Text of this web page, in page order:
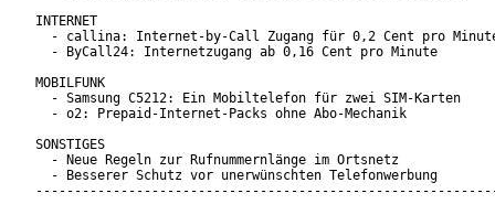
INTERNET
- callina: Internet-by-Call Zugang für 0,2 Cent pro
  - ByCall24: Internetzugang ab 0,16 Cent pro Minute
MOBILFUNK
  - Samsung C5212: Ein Mobiltelefon für zwei SIM-Karten
  - o2: Prepaid-Internet-Packs ohne Abo-Mechanik
SONSTIGES
  - Neue Regeln zur Rufnummernlänge im Ortsnetz
  - Besserer Schutz vor unerwünschten Telefonwerbung